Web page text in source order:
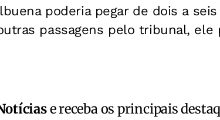
poderia pegar de dois a
passagens pelo tribunal, ele
e receba os principais